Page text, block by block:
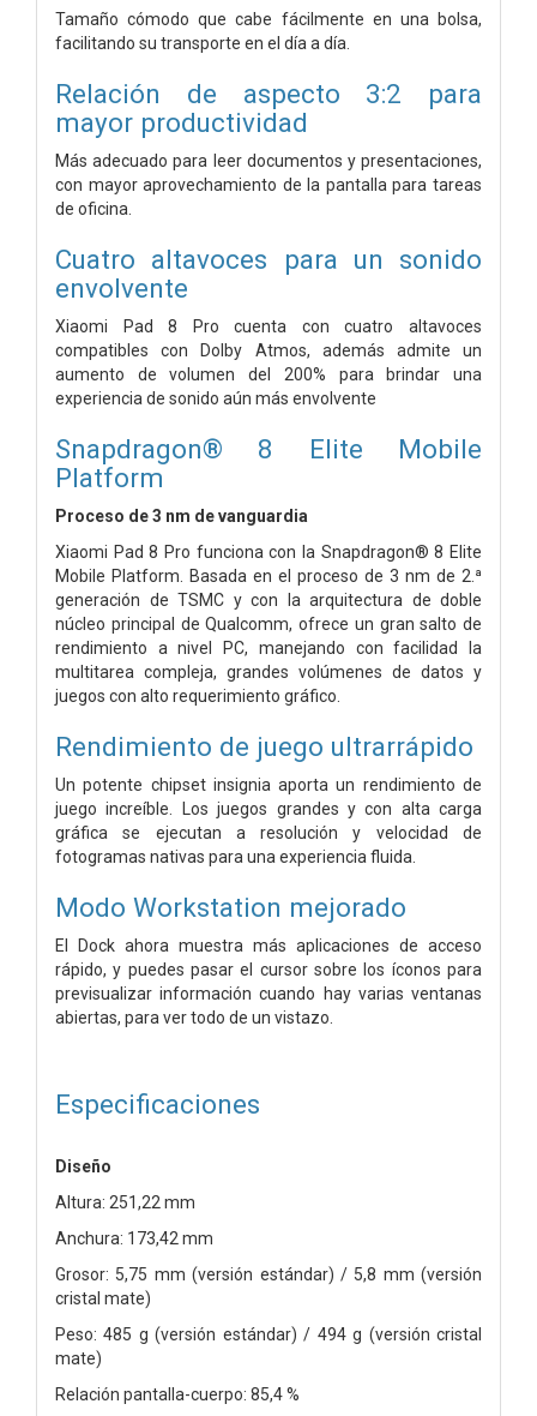
Tamaño cómodo que cabe fácilmente en una bolsa,
facilitando su transporte en el día a día.
Relación de aspecto 3:2 para
mayor productividad
Más adecuado para leer documentos y presentaciones,
con mayor aprovechamiento de la pantalla para tareas
de oficina.
Cuatro altavoces para un sonido
envolvente
Xiaomi Pad 8 Pro cuenta con cuatro altavoces
compatibles con Dolby Atmos, además admite un
aumento de volumen del 200% para brindar una
experiencia de sonido aún más envolvente
Snapdragon® 8 Elite Mobile
Platform
Proceso de 3 nm de vanguardia
Xiaomi Pad 8 Pro funciona con la Snapdragon® 8 Elite
Mobile Platform. Basada en el proceso de 3 nm de 2.ª
generación de TSMC y con la arquitectura de doble
núcleo principal de Qualcomm, ofrece un gran salto de
rendimiento a nivel PC, manejando con facilidad la
multitarea compleja, grandes volúmenes de datos y
juegos con alto requerimiento gráfico.
Rendimiento de juego ultrarrápido
Un potente chipset insignia aporta un rendimiento de
juego increíble. Los juegos grandes y con alta carga
gráfica se ejecutan a resolución y velocidad de
fotogramas nativas para una experiencia fluida.
Modo Workstation mejorado
El Dock ahora muestra más aplicaciones de acceso
rápido, y puedes pasar el cursor sobre los íconos para
previsualizar información cuando hay varias ventanas
abiertas, para ver todo de un vistazo.
Especificaciones
Diseño
Altura: 251,22 mm
Anchura: 173,42 mm
Grosor: 5,75 mm (versión estándar) / 5,8 mm (versión
cristal mate)
Peso: 485 g (versión estándar) / 494 g (versión cristal
mate)
Relación pantalla-cuerpo: 85,4 %